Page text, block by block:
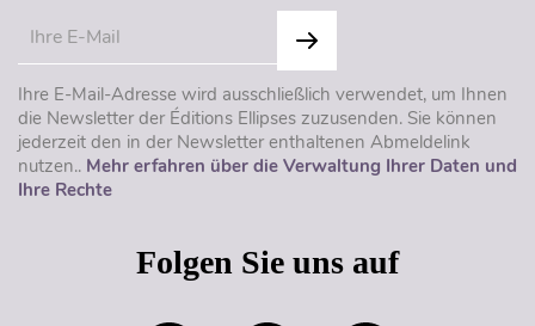
Ihre E-Mail-Adresse wird ausschließlich verwendet, um Ihnen
die Newsletter der Éditions Ellipses zuzusenden. Sie können
jederzeit den in der Newsletter enthaltenen Abmeldelink
nutzen.. Mehr erfahren über die Verwaltung Ihrer Daten und
Ihre Rechte
Folgen Sie uns auf